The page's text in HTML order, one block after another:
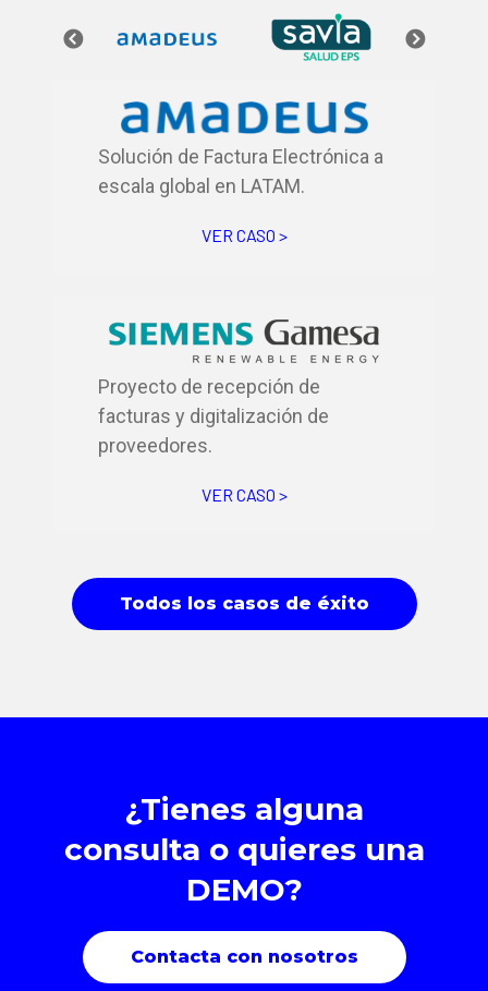
Solución de Factura Electrónica a
escala global en LATAM.
VER CASO >
Proyecto de recepción de
facturas y digitalización de
proveedores.
VER CASO >
Todos los casos de éxito
¿Tienes alguna
consulta o quieres una
DEMO?
Contacta con nosotros